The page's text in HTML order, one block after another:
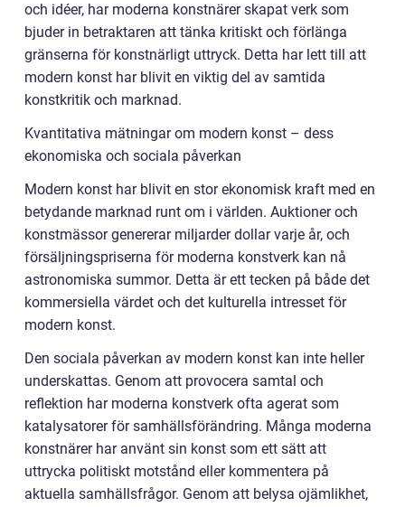
och idéer, har moderna konstnärer skapat verk som
bjuder in betraktaren att tänka kritiskt och förlänga
gränserna för konstnärligt uttryck. Detta har lett till att
modern konst har blivit en viktig del av samtida
konstkritik och marknad.
Kvantitativa mätningar om modern konst – dess
ekonomiska och sociala påverkan
Modern konst har blivit en stor ekonomisk kraft med en
betydande marknad runt om i världen. Auktioner och
konstmässor genererar miljarder dollar varje år, och
försäljningspriserna för moderna konstverk kan nå
astronomiska summor. Detta är ett tecken på både det
kommersiella värdet och det kulturella intresset för
modern konst.
Den sociala påverkan av modern konst kan inte heller
underskattas. Genom att provocera samtal och
reflektion har moderna konstverk ofta agerat som
katalysatorer för samhällsförändring. Många moderna
konstnärer har använt sin konst som ett sätt att
uttrycka politiskt motstånd eller kommentera på
aktuella samhällsfrågor. Genom att belysa ojämlikhet,